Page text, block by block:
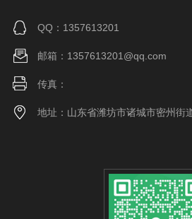
QQ：1357613201
邮箱：1357613201@qq.com
传真：
地址：山东省潍坊市诸城市密州街